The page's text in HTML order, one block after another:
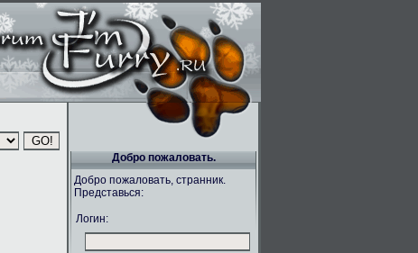
Добро пожаловать.
Добро пожаловать, странник.
Представься:
Логин: